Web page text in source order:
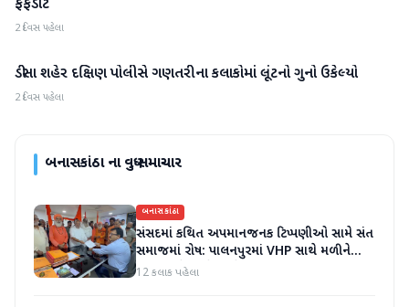
ફફડાટ
2 દિવસ પહેલા
બનાસકાંઠા
ડીસા શહેર દક્ષિણ પોલીસે ગણતરીના કલાકોમાં લૂંટનો ગુનો ઉકેલ્યો
2 દિવસ પહેલા
બનાસકાંઠાના વધુ સમાચાર
બનાસકાંઠા
સંસદમાં કથિત અપમાનજનક ટિપ્પણીઓ સામે સંત
સમાજમાં રોષ: પાલનપુરમાં VHP સાથે મળીને
અધિક કલેક્ટરને આવેદનપત્ર આપ્યું
12 કલાક પહેલા